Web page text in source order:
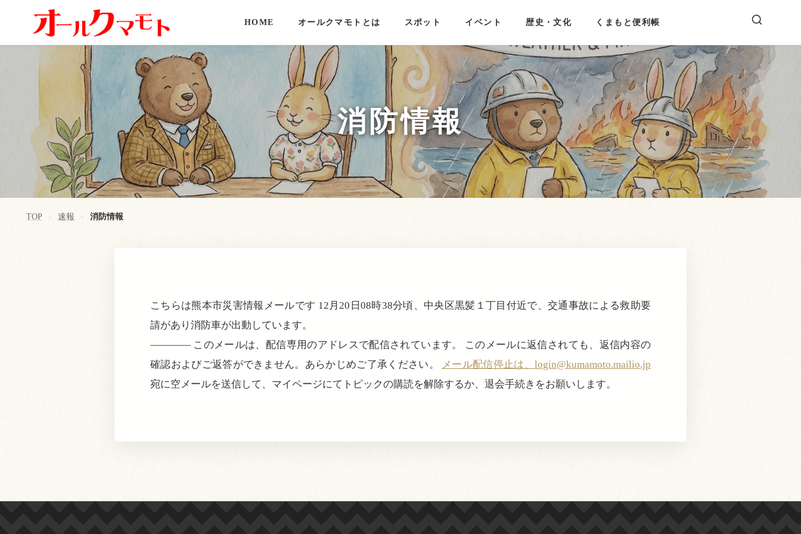
HOME オールクマモトとは スポット イベント 歴史・文化 くまもと便利帳
消防情報
TOP > 速報 > 消防情報
こちらは熊本市災害情報メールです 12月20日08時38分頃、中央区黒髪１丁目付近で、交通事故による救助要
請があり消防車が出動しています。
———— このメールは、配信専用のアドレスで配信されています。 このメールに返信されても、返信内容の
確認およびご返答ができません。あらかじめご了承ください。 メール配信停止は、login@kumamoto.mailio.jp
宛に空メールを送信して、マイページにてトピックの購読を解除するか、退会手続きをお願いします。